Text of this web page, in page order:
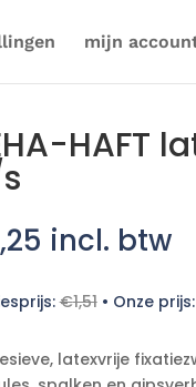
mijn
HAFT
incl. btw
€1,51• Onze prijs:
latexvrije